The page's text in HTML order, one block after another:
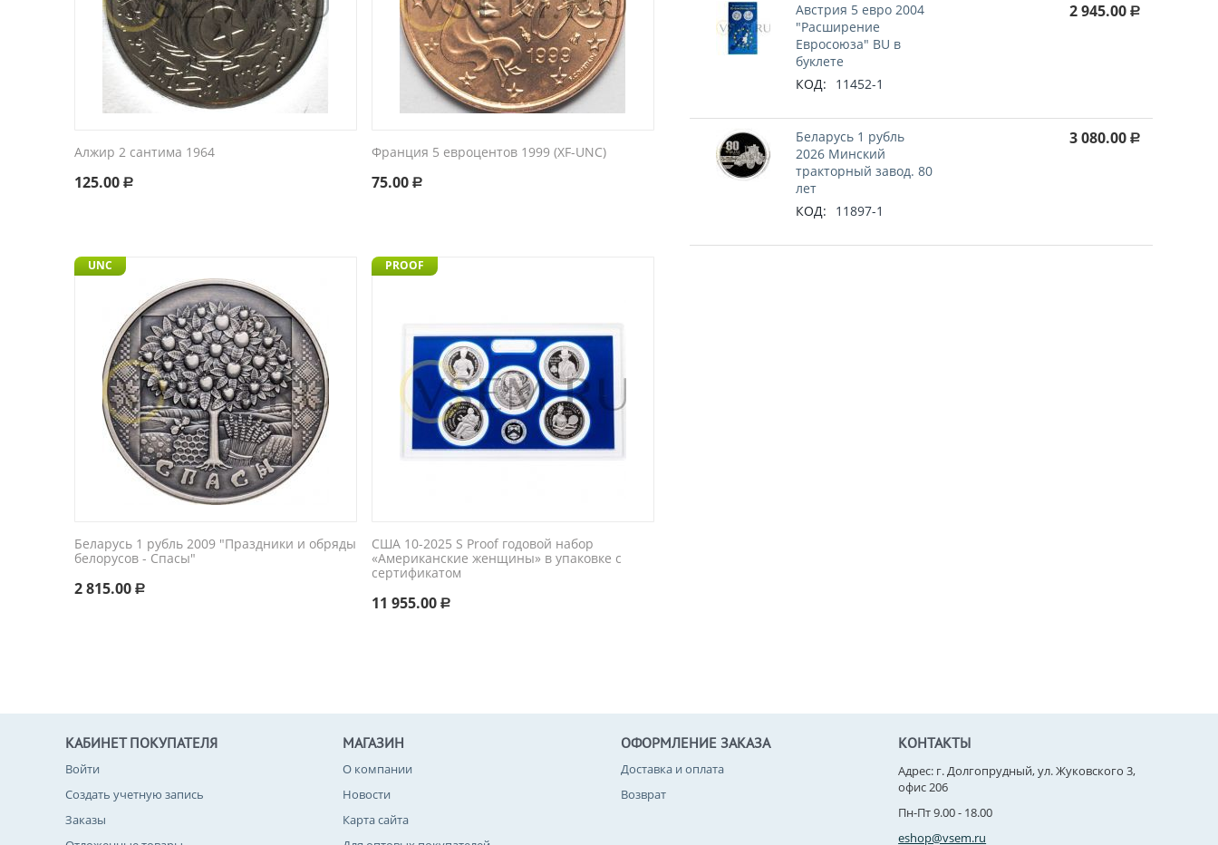
Алжир 2 сантима 1964
125.00 Р
Франция 5 евроцентов 1999 (XF-UNC)
75.00 Р
UNC
Беларусь 1 рубль 2009 "Праздники и обряды
белорусов - Спасы"
2 815.00 Р
PROOF
США 10-2025 S Proof годовой набор
«Американские женщины» в упаковке с
сертификатом
11 955.00 Р
Австрия 5 евро 2004
"Расширение
Евросоюза" BU в
буклете
КОД:
11452-1
2 945.00 Р
Беларусь 1 рубль
2026 Минский
тракторный завод. 80
лет
КОД:
11897-1
3 080.00 Р
КАБИНЕТ ПОКУПАТЕЛЯ
Войти
Создать учетную запись
Заказы
МАГАЗИН
О компании
Новости
Карта сайта
ОФОРМЛЕНИЕ ЗАКАЗА
Доставка и оплата
Возврат
КОНТАКТЫ
Адрес: г. Долгопрудный, ул. Жуковского 3,
офис 206
Пн-Пт 9.00 - 18.00
eshop@vsem.ru